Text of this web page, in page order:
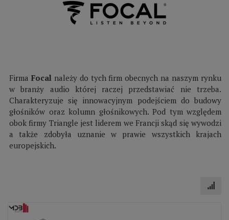
Firma Focal należy do tych firm obecnych na naszym rynku
w branży audio której raczej przedstawiać nie trzeba.
Charakteryzuje się innowacyjnym podejściem do budowy
głośników oraz kolumn głośnikowych. Pod tym względem
obok firmy Triangle jest liderem we Francji skąd się wywodzi
a także zdobyła uznanie w prawie wszystkich krajach
europejskich.